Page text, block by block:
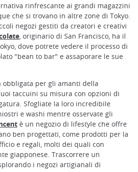
rinfrescante ai grandi magazzini
che si trovano in altre zone di Tokyo.
negozi gestiti da creatori e creativi
, originario di San Francisco, ha il
dove potrete vedere il processo di
"bean to bar" e assaporare le sue
obbligata per gli amanti della
taccuini su misura con opzioni di
Sfogliate la loro incredibile
e washi mentre osservate gli
è un negozio di lifestyle che offre
ben progettati, come prodotti per la
e regali, molti dei quali con
giapponese. Trascorrere un
i negozi artigianali di